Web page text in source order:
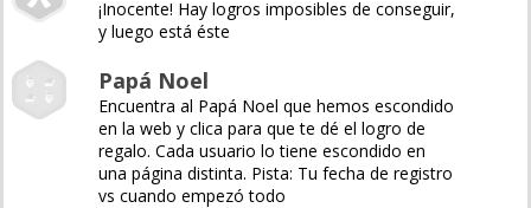
¡Inocente! Hay logros imposibles de conseguir,
y luego está éste
Papá Noel
Encuentra al Papá Noel que hemos escondido
en la web y clica para que te dé el logro de
regalo. Cada usuario lo tiene escondido en
una página distinta. Pista: Tu fecha de registro
vs cuando empezó todo